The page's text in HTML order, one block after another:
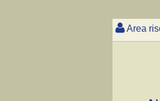
Area